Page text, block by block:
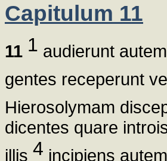
Capitulum 11
11 1 audierunt
gentes receperunt
Hierosolymam
dicentes quare
illis 4 incipiens